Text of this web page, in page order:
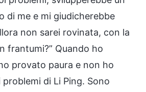
di me e mi giudicherebbe
non sarei rovinata, con la
frantumi?” Quando ho
provato paura e non ho
di Li Ping. Sono